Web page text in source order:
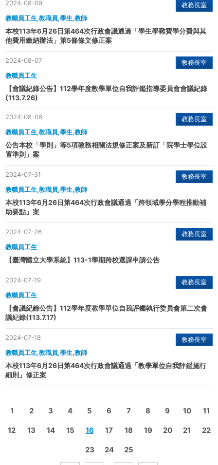
教務長室
教職員工生,教職員,學生,教師
2024-08-09
本校113年6月26日第464次行政會議通過「學生學雜費學分費與其
他費用繳納辦法」第5條條文修正案
教務長室
教職員工生
2024-08-07
【會議紀錄公告】112學年度教學單位自我評鑑指導委員會會議紀錄
(113.7.26)
教務長室
教職員工生,教職員,學生,教師
2024-08-06
公告本校「學則」等5項教務相關法規修正案及新訂「院學士學位設
置準則」案
教務長室
教職員工生,教職員,學生,教師
2024-07-31
本校113年6月26日第464次行政會議通過「跨領域學分學程推動補
助要點」案
教務長室
教職員工生
2024-07-26
【臺灣國立大學系統】113-1學期跨校選課申請公告
教務長室
教職員工生
2024-07-19
【會議紀錄公告】112學年度教學單位自我評鑑執行委員會第二次會
議紀錄(113.7.17)
教務長室
教職員工生,教職員,學生,教師
2024-07-18
本校113年6月26日第464次行政會議通過「教學單位自我評鑑施行
細則」修正案
1 2 3 4 5 6 7 8 9 10 11
12 13 14 15 16 17 18 19 20 21 22
23 24 25